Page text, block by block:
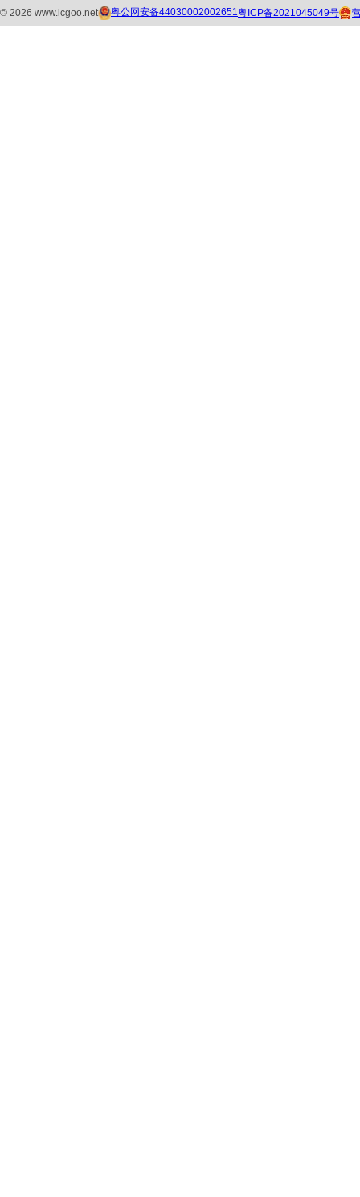
© 2026 www.icgoo.net 粤公网安备44030002002651粤ICP备2021045049号